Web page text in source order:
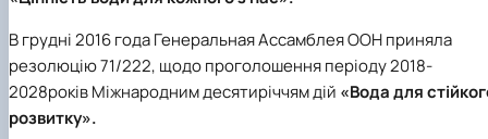
В грудні 2016 года Генеральная Ассамблея ООН приняла
резолюцію 71/222, щодо проголошення періоду 2018-
2028років Міжнародним десятиріччям дій «Вода для
розвитку».